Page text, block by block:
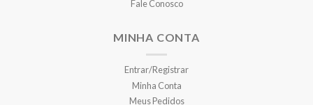
Fale Conosco
MINHA CONTA
Entrar/Registrar
Minha Conta
Meus Pedidos